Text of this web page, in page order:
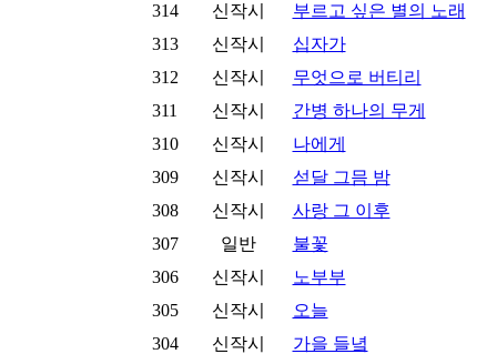
314
신작시
부르고 싶은 별의 노래
313
신작시
십자가
312
신작시
무엇으로 버티리
311
신작시
간병 하나의 무게
310
신작시
나에게
309
신작시
섣달 그믐 밤
308
신작시
사랑 그 이후
307
일반
불꽃
306
신작시
노부부
305
신작시
오늘
304
신작시
가을 들녘